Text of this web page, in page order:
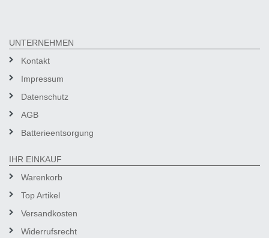
UNTERNEHMEN
Kontakt
Impressum
Datenschutz
AGB
Batterieentsorgung
IHR EINKAUF
Warenkorb
Top Artikel
Versandkosten
Widerrufsrecht